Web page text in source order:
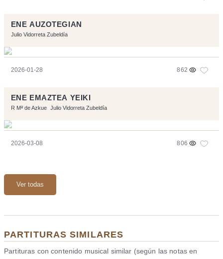
ENE AUZOTEGIAN
Julio Vidorreta Zubeldía
2026-01-28 862
ENE EMAZTEA YEIKI
R Mª de Azkue Julio Vidorreta Zubeldía
2026-03-08 806
Ver todas
PARTITURAS SIMILARES
Partituras con contenido musical similar (según las notas en